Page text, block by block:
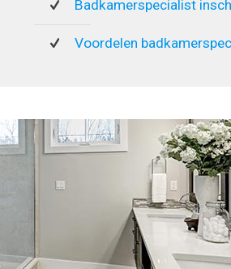
Badkamerspecialist
Voordelen